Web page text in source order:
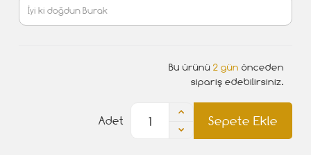
Bu ürünü 2 gün önceden
sipariş edebilirsiniz.
Sepete Ekle
Adet